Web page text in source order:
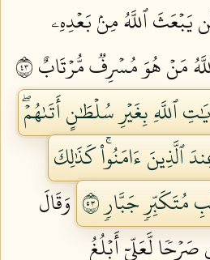
يَبۡعَثَ ٱللَّهُ مِنۢ بَعۡدِهِۦ
مَنۡ هُوَ مُسۡرِفٞ مُّرۡتَابٌ ٣٤
ٱللَّهِ بِغَيۡرِ سُلۡطَٰنٍ أَتَىٰهُمۡۖ
ٱلَّذِينَ ءَامَنُواْۚ كَذَٰلِكَ
مُتَكَبِّرٖ جَبَّارٖ ٣٥
وَقَالَ
لَّعَلِّيٓ أَبۡلُغُ